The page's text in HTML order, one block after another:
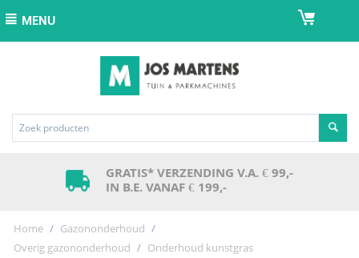
MENU
GRATIS* VERZENDING V.A. € 99,-
IN B.E. VANAF € 199,-
Home / Gazononderhoud /
Overig gazononderhoud / Onderhoud kunstgras